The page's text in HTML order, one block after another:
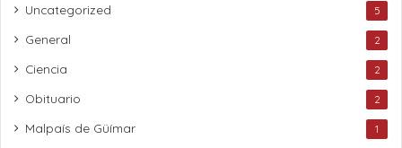
Uncategorized 5
General 2
Ciencia 2
Obituario 2
Malpaís de Güímar 1